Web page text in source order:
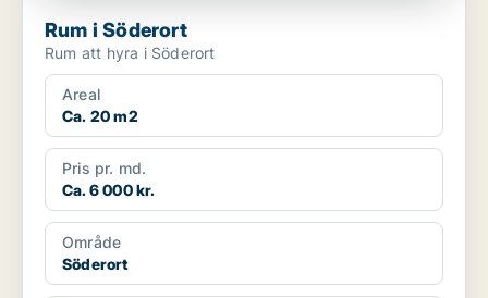
Rum i Söderort
Rum att hyra i Söderort
Areal
Ca. 20 m2
Pris pr. md.
Ca. 6 000 kr.
Område
Söderort